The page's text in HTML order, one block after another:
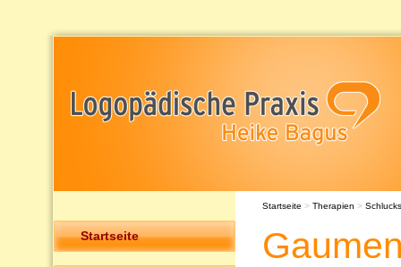
Startseite
Startseite > Therapien >